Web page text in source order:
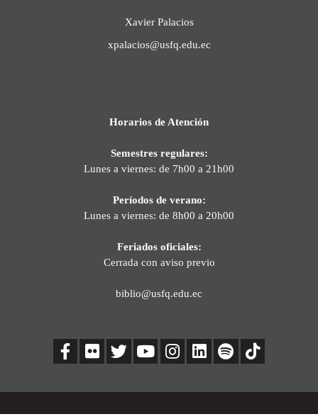
Xavier Palacios
xpalacios@usfq.edu.ec
Horarios de Atención
Semestres regulares:
Lunes a viernes: de 7h00 a 21h00
Períodos de verano:
Lunes a viernes: de 8h00 a 20h00
Feriados oficiales:
Cerrada con aviso previo
biblio@usfq.edu.ec